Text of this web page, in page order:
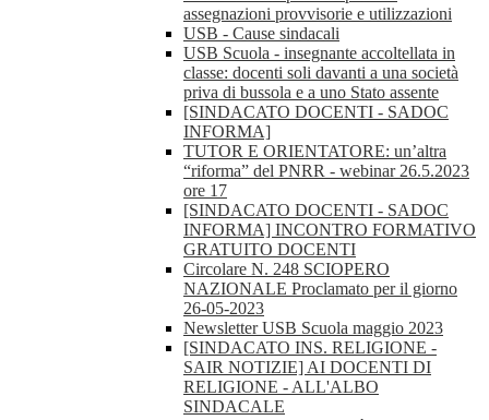
assegnazioni provvisorie e utilizzazioni
USB - Cause sindacali
USB Scuola - insegnante accoltellata in
classe: docenti soli davanti a una società
priva di bussola e a uno Stato assente
[SINDACATO DOCENTI - SADOC
INFORMA]
TUTOR E ORIENTATORE: un’altra
“riforma” del PNRR - webinar 26.5.2023
ore 17
[SINDACATO DOCENTI - SADOC
INFORMA] INCONTRO FORMATIVO
GRATUITO DOCENTI
Circolare N. 248 SCIOPERO
NAZIONALE Proclamato per il giorno
26-05-2023
Newsletter USB Scuola maggio 2023
[SINDACATO INS. RELIGIONE -
SAIR NOTIZIE] AI DOCENTI DI
RELIGIONE - ALL'ALBO
SINDACALE